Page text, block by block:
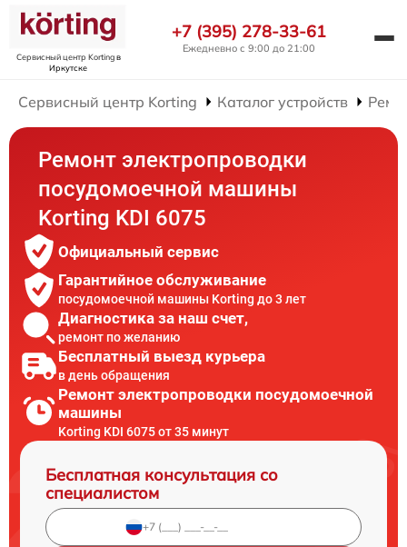
Сервисный центр Kortingв
Иркутске
+7 (395) 278-33-61
Ежедневно с 9:00 до 21:00
Сервисный центр Korting Каталог устройств
Ремонт электропроводки
посудомоечной машины
Korting KDI 6075
Официальный сервис
Гарантийное обслуживание
посудомоечной машины Korting до 3 лет
Диагностика за наш счет,
ремонт по желанию
Бесплатный выезд курьера
в день обращения
Ремонт электропроводки посудомоечной
машины
Korting KDI 6075 от 35 минут
Бесплатная консультация со
специалистом